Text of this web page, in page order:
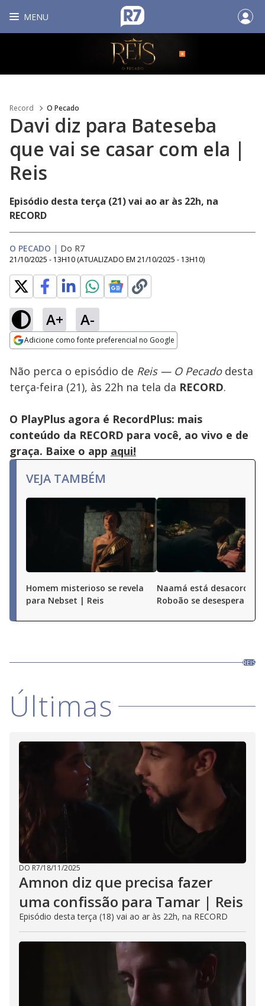
MENU
Record O Pecado
Davi diz para Bateseba
que vai se casar com ela |
Reis
Episódio desta terça (21) vai ao ar às 22h, na
RECORD
O PECADO | Do R7
21/10/2025 - 13H10 (ATUALIZADO EM 21/10/2025 - 13H10)
A+ A-
Adicione como fonte preferencial no Google
Ativar
100.00%
Não perca o episódio de Reis — O Pecadodesta
terça-feira (21), às 22h na tela da RECORD.
O PlayPlus agora é RecordPlus: mais
conteúdo da RECORD para você, ao vivo e de
graça. Baixe o app aqui!
VEJA TAMBÉM
Homem misterioso se revela
para Nebset | Reis
Naamá está
Roboão se desespera |
REIS
Últimas
DO R7/18/11/2025
Amnon diz que precisa fazer
uma confissão para Tamar | Reis
Episódio desta terça (18) vai ao ar às 22h, na RECORD